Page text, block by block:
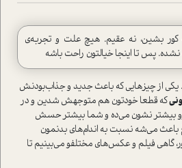
بشین، نه عقیم. هیچ علت و تجربه‌ی
پس تا اینجا خیالتون راحت باشه
از چیزهایی که باعث جدید و جذاب‌بودنش
که قطعا خودتون هم متوجهش شدین و در
بیشتر نشون می‌ده و شما بیشتر حسش
باعث می‌شه نسبت به اندام‌های بدنمون
گاهی فیلم و عکس‌های مختلفو می‌بینیم تا